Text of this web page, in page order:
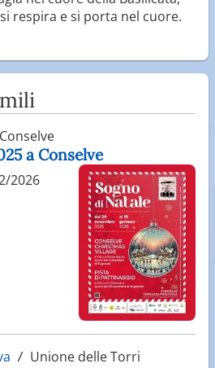
respira e si porta nel cuore.
Conselve
a Conselve
2026
Unione delle Torri